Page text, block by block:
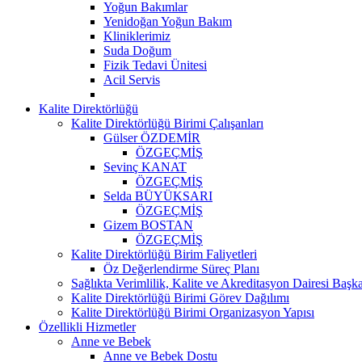
Yoğun Bakımlar
Yenidoğan Yoğun Bakım
Kliniklerimiz
Suda Doğum
Fizik Tedavi Ünitesi
Acil Servis
Kalite Direktörlüğü
Kalite Direktörlüğü Birimi Çalışanları
Gülser ÖZDEMİR
ÖZGEÇMİŞ
Sevinç KANAT
ÖZGEÇMİŞ
Selda BÜYÜKSARI
ÖZGEÇMİŞ
Gizem BOSTAN
ÖZGEÇMİŞ
Kalite Direktörlüğü Birim Faliyetleri
Öz Değerlendirme Süreç Planı
Sağlıkta Verimlilik, Kalite ve Akreditasyon Dairesi
Kalite Direktörlüğü Birimi Görev Dağılımı
Kalite Direktörlüğü Birimi Organizasyon Yapısı
Özellikli Hizmetler
Anne ve Bebek
Anne ve Bebek Dostu